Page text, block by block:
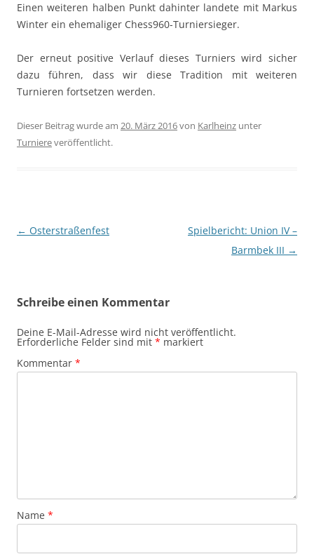
Einen weiteren halben Punkt dahinter landete mit Markus
Winter ein ehemaliger Chess960-Turniersieger.
Der erneut positive Verlauf dieses Turniers wird sicher
dazu führen, dass wir diese Tradition mit weiteren
Turnieren fortsetzen werden.
Dieser Beitrag wurde am 20. März 2016von Karlheinz unter
Turniereveröffentlicht.
Beitragsnavigation
← Osterstraßenfest
Spielbericht: Union IV –
Barmbek III →
Schreibe einen Kommentar
Deine E-Mail-Adresse wird nicht veröffentlicht.
Erforderliche Felder sind mit * markiert
Kommentar *
Name *